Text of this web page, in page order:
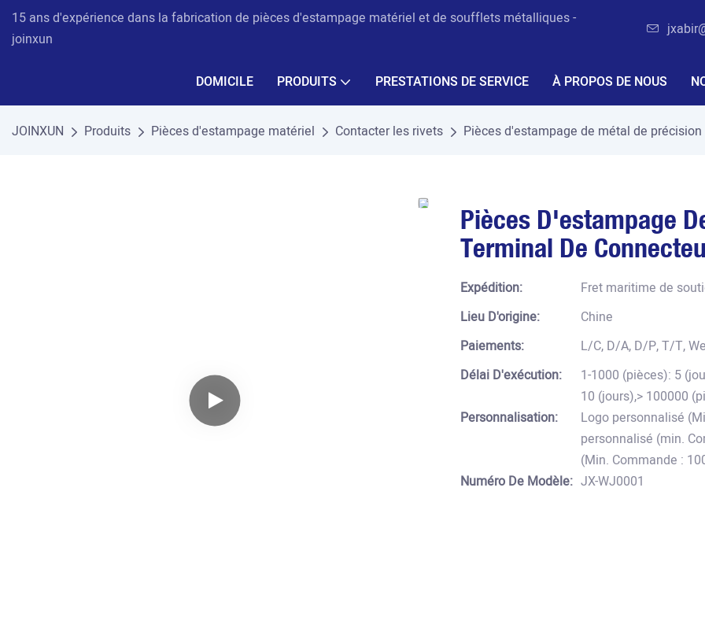
15 ans d'expérience dans la fabrication de pièces d'estampage matériel et de soufflets métalliques -
joinxun
DOMICILE PRODUITS PRESTATIONS DE SERVICE À PROPOS DE NOUS
JOINXUN Produits Pièces d'estampage matériel Contacter les rivets Pièces d'estampage de métal de
Pièces D'estampage
Terminal De
Expédition:
Fret maritime de
Lieu D'origine:
Chine
Paiements:
L/C, D/A, D/P, T/T,
Délai D'exécution:
1-1000 (pièces): 5
10 (jours),> 100000
Personnalisation:
Logo personnalisé
personnalisé (min.
(Min. Commande :
Numéro De Modèle: JX-WJ0001